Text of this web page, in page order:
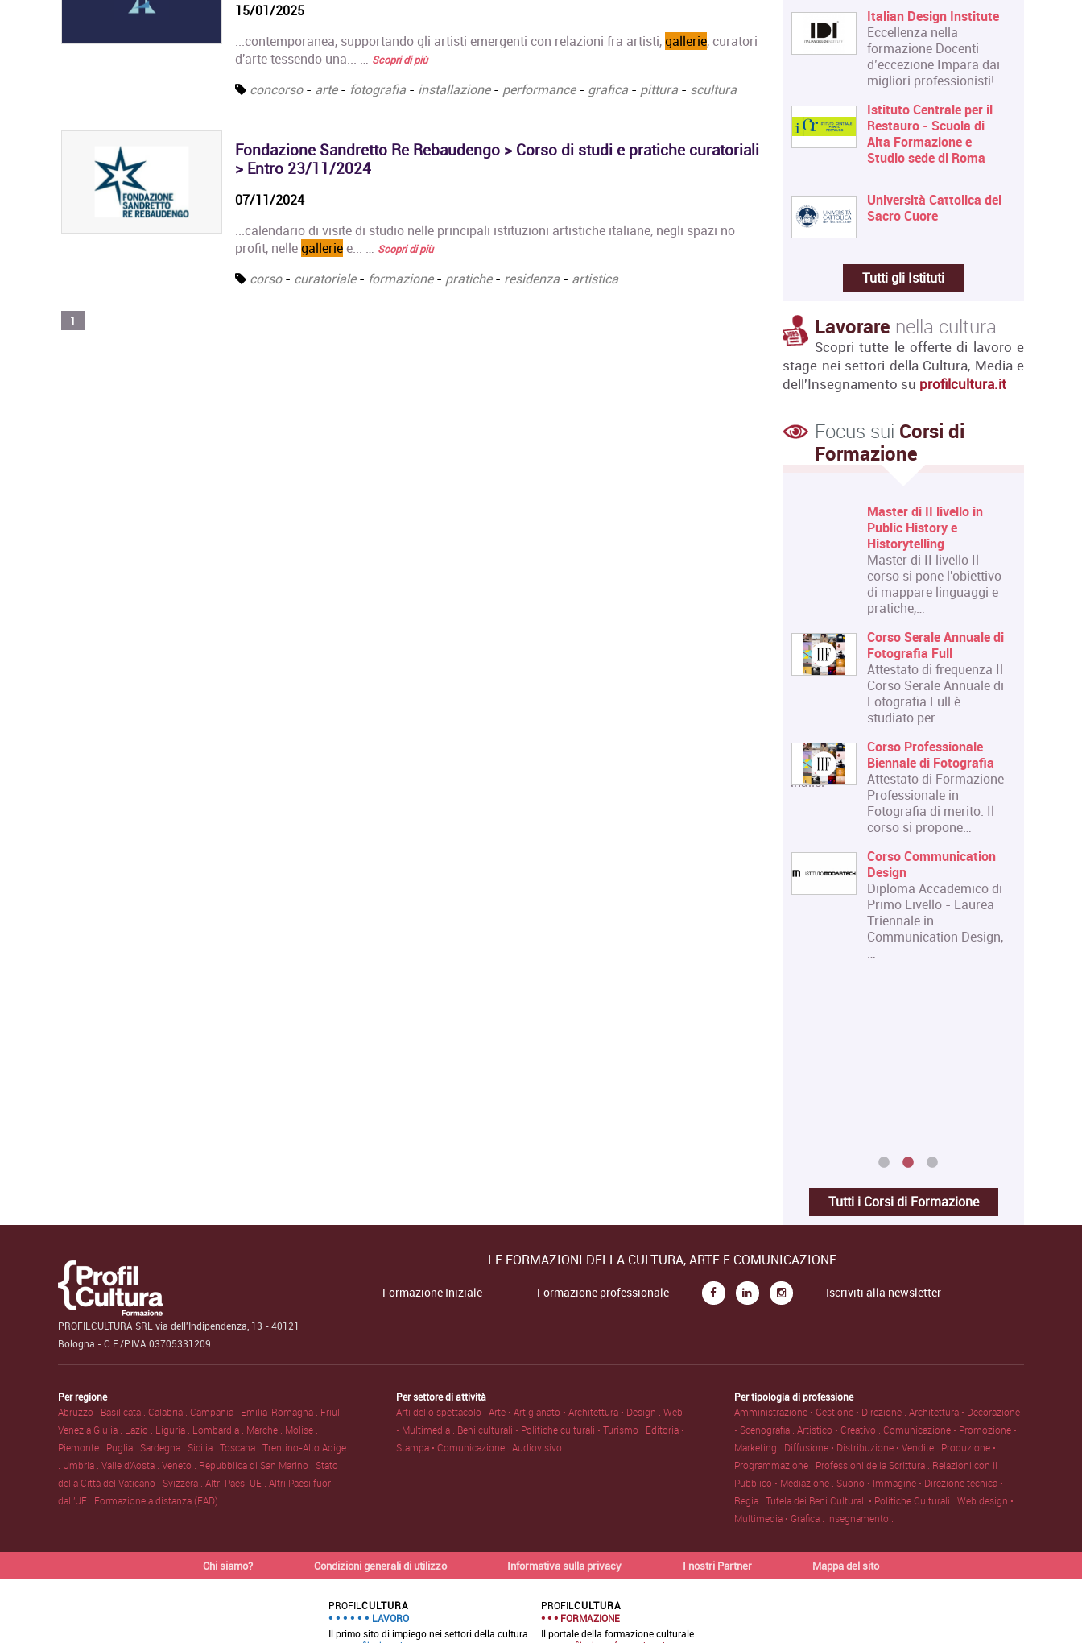
15/01/2025
...contemporanea, supportando gli artisti emergenti con relazioni fra artisti,gallerie, curatori
d'arte tessendo una... … Scopri di più
concorso- arte- fotografia- installazione- performance- grafica- pittura- scultura
Fondazione Sandretto Re Rebaudengo > Corso di studi e pratiche curatoriali
> Entro 23/11/2024
07/11/2024
...calendario di visite di studio nelle principali istituzioni artistiche italiane, negli spazi no
profit, nellegalleriee... … Scopri di più
corso- curatoriale- formazione- pratiche- residenza- artistica
1
Italian Design Institute
Eccellenza nella
formazione Docenti
d’eccezione Impara dai
migliori professionisti!…
Istituto Centrale per il
Restauro - Scuola di
Alta Formazione e
Studio sede di Roma
Università Cattolica del
Sacro Cuore
Tutti gli Istituti
Lavorare nella cultura
Scopri tutte le offerte di lavoro e
stage nei settori della Cultura, Media e
dell'Insegnamento su profilcultura.it
Focus sui Corsi di
Formazione
https://ilprato.com/corso/analisi-
Master di II livello in
Public History e
Historytelling
Master di II livello Il
corso si pone l'obiettivo
di mappare linguaggi e
pratiche,…
Corso Serale Annuale di
Fotografia Full
Attestato di frequenza Il
Corso Serale Annuale di
Fotografia Full è
studiato per…
Corso Professionale
Biennale di Fotografia
Attestato di Formazione
Professionale in
Fotografia di merito. Il
corso si propone…
Corso Communication
Design
Diploma Accademico di
Primo Livello - Laurea
Triennale in
Communication Design,
…
Tutti i Corsi di Formazione
PROFILCULTURA SRL via dell'Indipendenza, 13 - 40121
Bologna - C.F./P.IVA 03705331209
LE FORMAZIONI DELLA CULTURA, ARTE E COMUNICAZIONE
Formazione Iniziale Formazione professionale Iscriviti alla newsletter
Per regione
Abruzzo . Basilicata . Calabria . Campania . Emilia-Romagna . Friuli-
Venezia Giulia . Lazio . Liguria . Lombardia . Marche . Molise .
Piemonte . Puglia . Sardegna . Sicilia . Toscana . Trentino-Alto Adige
. Umbria . Valle d'Aosta . Veneto . Repubblica di San Marino . Stato
della Città del Vaticano . Svizzera . Altri Paesi UE . Altri Paesi fuori
dall'UE . Formazione a distanza (FAD) .
Per settore di attività
Arti dello spettacolo . Arte • Artigianato • Architettura • Design . Web
• Multimedia . Beni culturali • Politiche culturali • Turismo . Editoria •
Stampa • Comunicazione . Audiovisivo .
Per tipologia di professione
Amministrazione • Gestione • Direzione . Architettura • Decorazione
• Scenografia . Artistico • Creativo . Comunicazione • Promozione •
Marketing . Diffusione • Distribuzione • Vendite . Produzione •
Programmazione . Professioni della Scrittura . Relazioni con il
Pubblico • Mediazione . Suono • Immagine • Direzione tecnica •
Regia . Tutela dei Beni Culturali • Politiche Culturali . Web design •
Multimedia • Grafica . Insegnamento .
Chi siamo? Condizioni generali di utilizzo Informativa sulla privacy I nostri Partner Mappa del sito
PROFILCULTURA
LAVORO
Il primo sito di impiego nei settori della cultura
PROFILCULTURA
FORMAZIONE
Il portale della formazione culturale